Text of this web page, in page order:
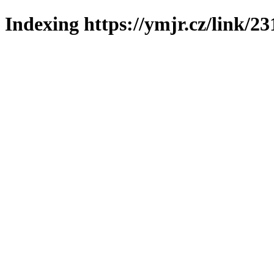
Indexing https://ymjr.cz/link/